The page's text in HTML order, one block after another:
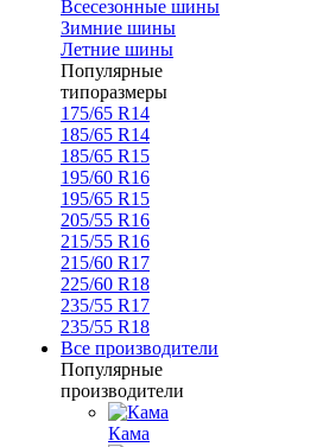
Всесезонные шины
Зимние шины
Летние шины
Популярные
типоразмеры
175/65 R14
185/65 R14
185/65 R15
195/60 R16
195/65 R15
205/55 R16
215/55 R16
215/60 R17
225/60 R18
235/55 R17
235/55 R18
Все производители
Популярные
производители
Кама